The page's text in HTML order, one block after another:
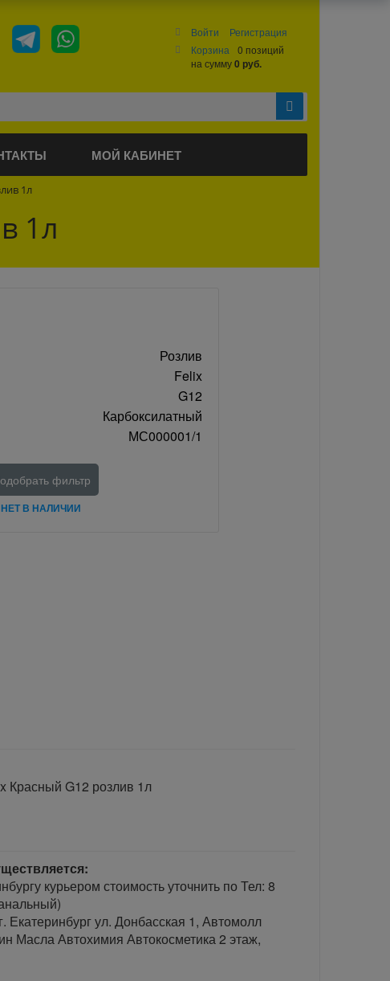
Войти
Регистрация
Корзина
0 позиций
на сумму0 руб.
МОЙ КАБИНЕТ
1л
1л
Розлив
Felix
G12
Карбоксилатный
МС000001/1
фильтр
НЕТ В НАЛИЧИИ
Красный G12 розлив 1л
курьером стоимость уточнить по Тел: 8
Екатеринбург ул. Донбасская 1, Автомолл
Масла Автохимия Автокосметика 2 этаж,